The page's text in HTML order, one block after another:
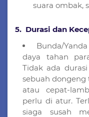
suara ombak,
5. Durasi dan
Bunda/
daya tahan
Tidak ada
sebuah dongeng
atau cepat-
perlu di atur.
siaga susah